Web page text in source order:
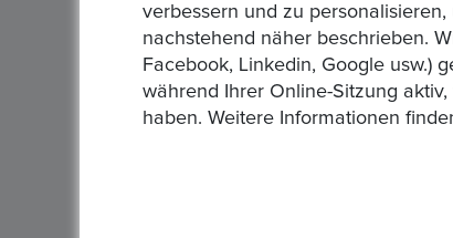
verbessern und zu
nachstehend näher beschrieben.
Facebook, Linkedin, Google usw.)
während Ihrer Online-Sitzung
haben. Weitere Informationen